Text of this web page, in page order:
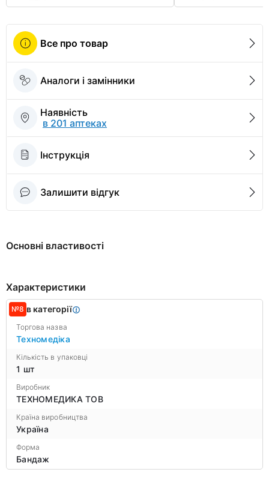
Все про товар
Аналоги і замінники
Наявність
в 201 аптеках
Інструкція
Залишити відгук
Основні властивості
Характеристики
№8 в категорії
Торгова назва
Техномедіка
Кількість в упаковці
1 шт
Виробник
ТЕХНОМЕДИКА ТОВ
Країна виробництва
Україна
Форма
Бандаж